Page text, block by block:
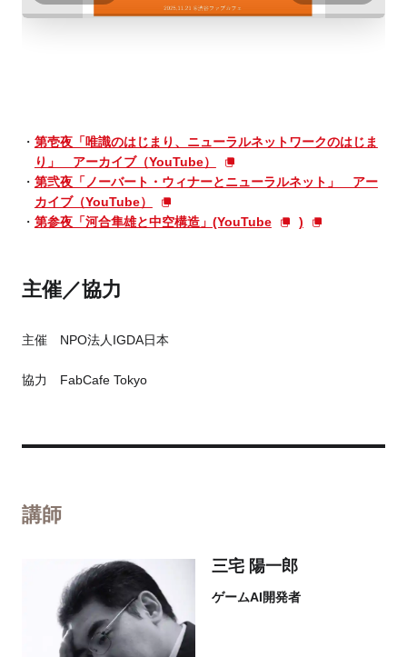
第壱夜「唯識のはじまり、ニューラルネットワークのはじま
り」 アーカイブ（YouTube）
第弐夜「ノーバート・ウィナーとニューラルネット」 アー
カイブ（YouTube）
第参夜「河合隼雄と中空構造」(YouTube
)
主催／協力
主催 NPO法人IGDA日本
協力 FabCafe Tokyo
講師
三宅 陽一郎
ゲームAI開発者